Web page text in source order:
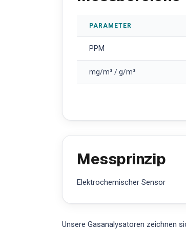
PARAMETER
PPM
mg/m³ / g/m³
Messprinzip
Elektrochemischer Sensor
Unsere Gasanalysatoren zeichnen